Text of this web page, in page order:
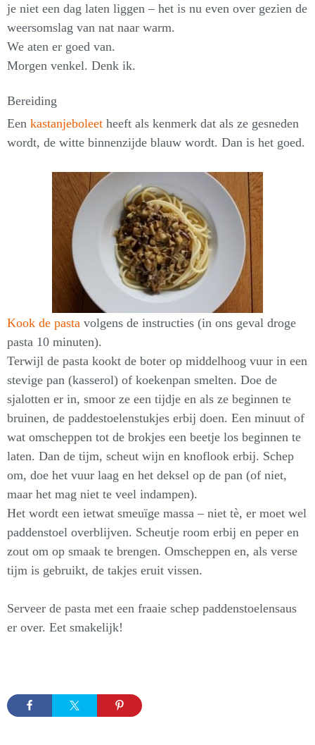
je niet een dag laten liggen – het is nu even over gezien de
weersomslag van nat naar warm.
We aten er goed van.
Morgen venkel. Denk ik.
Bereiding
Een kastanjeboleet heeft als kenmerk dat als ze gesneden
wordt, de witte binnenzijde blauw wordt. Dan is het goed.
Kook de pasta volgens de instructies (in ons geval droge
pasta 10 minuten).
Terwijl de pasta kookt de boter op middelhoog vuur in een
stevige pan (kasserol) of koekenpan smelten. Doe de
sjalotten er in, smoor ze een tijdje en als ze beginnen te
bruinen, de paddestoelenstukjes erbij doen. Een minuut of
wat omscheppen tot de brokjes een beetje los beginnen te
laten. Dan de tijm, scheut wijn en knoflook erbij. Schep
om, doe het vuur laag en het deksel op de pan (of niet,
maar het mag niet te veel indampen).
Het wordt een ietwat smeuïge massa – niet tè, er moet wel
paddenstoel overblijven. Scheutje room erbij en peper en
zout om op smaak te brengen. Omscheppen en, als verse
tijm is gebruikt, de takjes eruit vissen.
Serveer de pasta met een fraaie schep paddenstoelensaus
er over. Eet smakelijk!